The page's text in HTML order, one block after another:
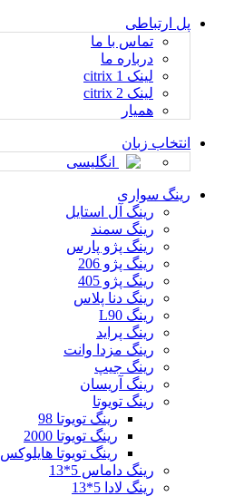
پل ارتباطی
تماس با ما
درباره ما
لینک citrix 1
لینک citrix 2
همیار
انتخاب زبان
انگلیسی
رینگ سواری
رینگ آل استایل
رینگ سمند
رینگ پژو پارس
رینگ پژو 206
رینگ پژو 405
رینگ دنا پلاس
رینگ L90
رینگ پراید
رینگ مزدا وانت
رینگ جیپ
رینگ آریسان
رینگ تویوتا
رینگ تویوتا 98
رینگ تویوتا 2000
رینگ تویوتا هایلوکس
رینگ داماس 5*13
رینگ لادا 5*13